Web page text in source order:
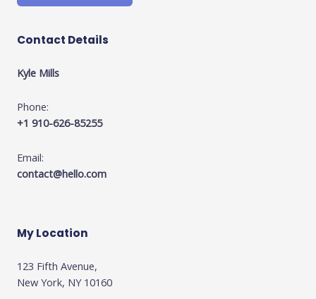
Contact Details
Kyle Mills
Phone:
+1 910-626-85255
Email:
contact@hello.com
My Location
123 Fifth Avenue,
New York, NY 10160